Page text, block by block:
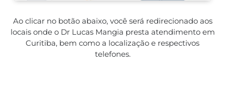
Ao clicar no botão abaixo, você será redirecionado aos
locais onde o Dr Lucas Mangia presta atendimento em
Curitiba, bem como a localização e respectivos
telefones.